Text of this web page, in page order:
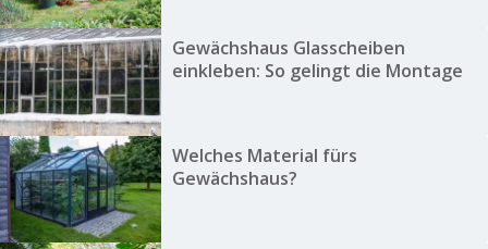
Gewächshaus Glasscheiben
einkleben: So gelingt die Montage
Welches Material fürs
Gewächshaus?